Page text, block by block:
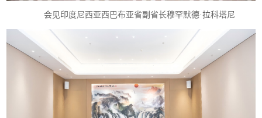
会见印度尼西亚西巴布亚省副省长穆罕默德·拉科塔尼